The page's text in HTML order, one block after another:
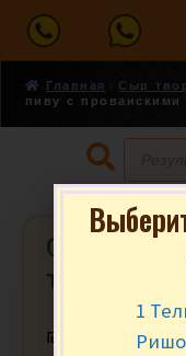
Главная
Сыр
₪ 19.90
1